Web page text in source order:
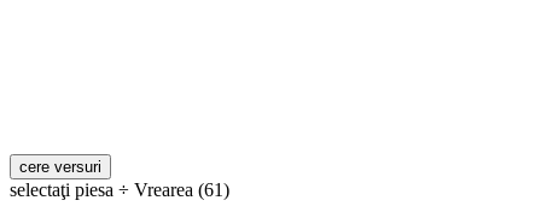
selectaţi piesa ÷ Vrearea (61)